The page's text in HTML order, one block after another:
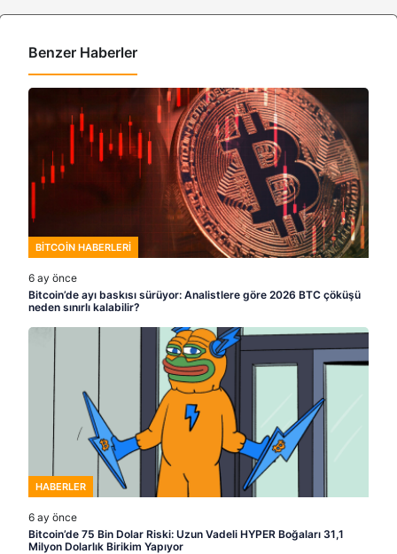
Benzer Haberler
BITCOIN HABERLERI
6 ay önce
Bitcoin’de ayı baskısı sürüyor: Analistlere göre 2026 BTC çöküşü
neden sınırlı kalabilir?
HABERLER
6 ay önce
Bitcoin’de 75 Bin Dolar Riski: Uzun Vadeli HYPER Boğaları 31,1
Milyon Dolarlık Birikim Yapıyor